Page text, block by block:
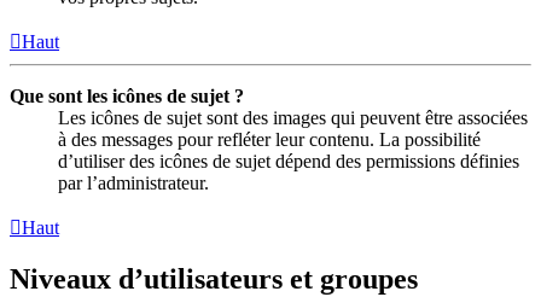
Haut
Que sont les icônes de sujet ?
Les icônes de sujet sont des images qui peuvent être associées
à des messages pour refléter leur contenu. La possibilité
d’utiliser des icônes de sujet dépend des permissions définies
par l’administrateur.
Haut
Niveaux d’utilisateurs et groupes